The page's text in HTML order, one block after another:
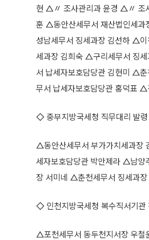
현 △〃 조사관리과 윤경 △〃 조
훈 △동안산세무서 재산법인세
성남세무서 징세과장 김선하 △
세과장 김희숙 △구리세무서 징
서 납세자보호담당관 김현미 △
무서 납세자보호담당관 홍덕표
◇ 중부지방국세청 직무대리 발령
△동안산세무서 부가가치세과장
세자보호담당관 박안제라 △남
장 서미네 △춘천세무서 징세과
◇ 인천지방국세청 복수직서기관
△포천세무서 동두천지서장 우철